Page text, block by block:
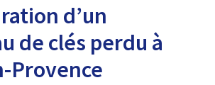
d’un
de clés perdu à
Provence